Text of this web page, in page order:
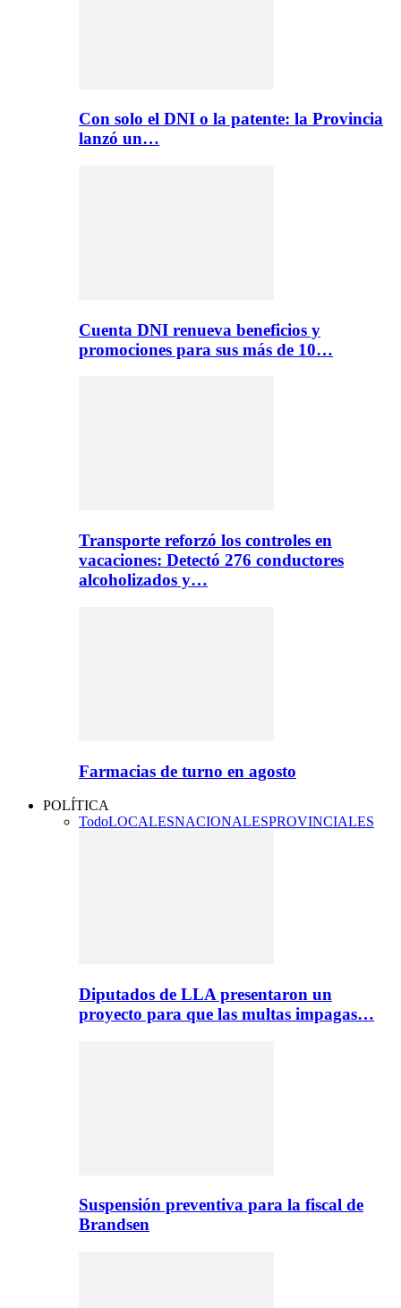
Con solo el DNI o la patente: la Provincia
lanzó un…
Cuenta DNI renueva beneficios y
promociones para sus más de 10…
Transporte reforzó los controles en
vacaciones: Detectó 276 conductores
alcoholizados y…
Farmacias de turno en agosto
POLÍTICA
TodoLOCALESNACIONALESPROVINCIALES
Diputados de LLA presentaron un
proyecto para que las multas impagas…
Suspensión preventiva para la fiscal de
Brandsen